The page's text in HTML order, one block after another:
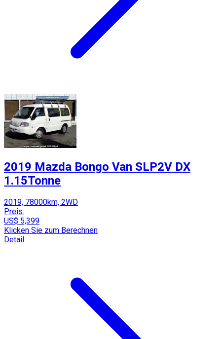
2019 Mazda Bongo Van SLP2V DX
1.15Tonne
2019, 78000km, 2WD
Preis:
US$ 5,399
Klicken Sie zum Berechnen
Detail